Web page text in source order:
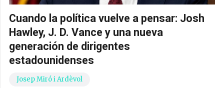
Cuando la política vuelve a pensar: Josh
Hawley, J. D. Vance y una nueva
generación de dirigentes
estadounidenses
Josep Miró i Ardèvol